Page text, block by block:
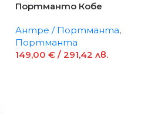
Портманто Кобе
Антре / Портманта,
Портманта
149,00€ / 291,42 лв.